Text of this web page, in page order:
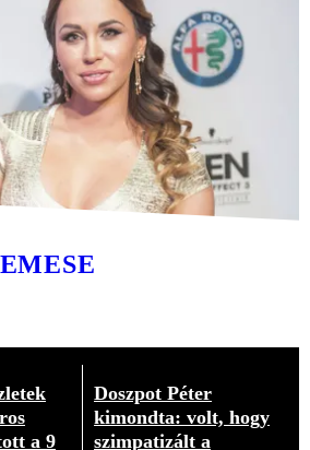
a 9
Doszpot Péter
kimondta: volt, hogy
szimpatizált a